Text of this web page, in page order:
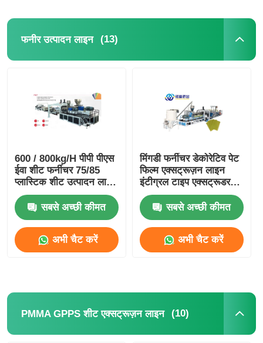
फनीर उत्पादन लाइन (13)
600 / 800kg/H पीपी पीएस
ईवा शीट फर्नीचर 75/85
प्लास्टिक शीट उत्पादन लाइन
पीएलसी स्वचालित नियंत्रण
प्रणाली के साथसबसे अच्छी कीमत
अभी चैट करें
मिंगडी फर्नीचर डेकोरेटिव पेट
फिल्म एक्सट्रूज़न लाइन
इंटीग्रल टाइप एक्सट्रूडर
सीमेंस कंट्रोल
सबसे अच्छी कीमत
अभी चैट करें
PMMA GPPS शीट एक्सट्रूज़न लाइन (10)